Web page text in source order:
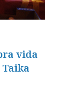
vida